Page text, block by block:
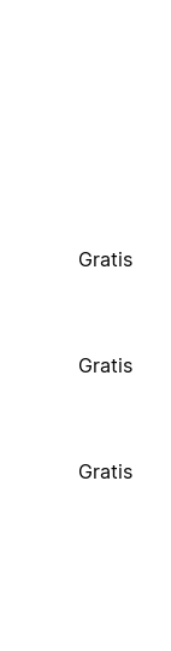
Gratis
Gratis
Gratis